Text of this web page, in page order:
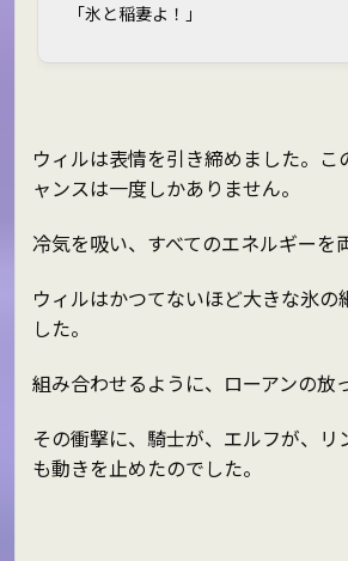
「氷と稲妻よ！」
ウィルは表情を引き締めました。こ
ャンスは一度しかありません。
冷気を吸い、すべてのエネルギーを
ウィルはかつてないほど大きな氷の
した。
組み合わせるように、ローアンの放
その衝撃に、騎士が、エルフが、リ
も動きを止めたのでした。